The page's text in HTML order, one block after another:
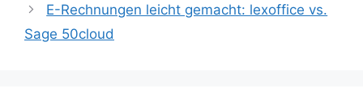
E-Rechnungen leicht gemacht: lexoffice vs.
Sage 50cloud